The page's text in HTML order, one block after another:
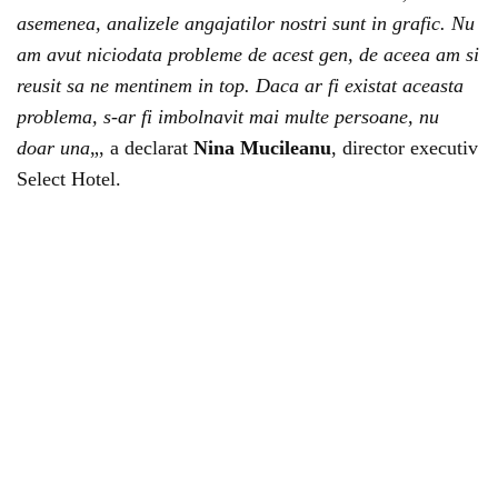
asemenea, analizele angajatilor nostri sunt in grafic. Nu
am avut niciodata probleme de acest gen, de aceea am si
reusit sa ne mentinem in top. Daca ar fi existat aceasta
problema, s-ar fi imbolnavit mai multe persoane, nu
doar una„, a declarat Nina Mucileanu, director executiv
Select Hotel.